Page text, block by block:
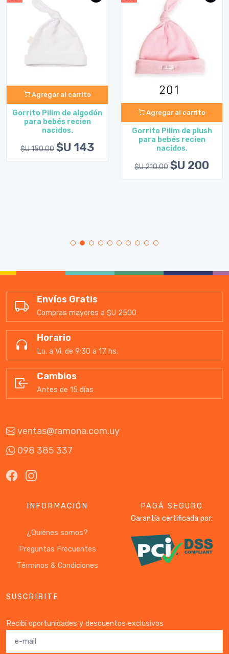
Agregar al carrito
Gorrito Pilim de algodón
para bebés recien
nacidos.
$U 150.00 $U 143
Agregar al carrito
Gorrito Pilim de plush
para bebés recien
nacidos.
$U 210.00 $U 200
Envíos Gratis
Compras mayores a $U 2500
Horario
Lu. a Vi. de 9:30 a 17 hs.
Cambios
Antes de 15 días
ventas@ramona.com.uy
098 385 337
INFORMACIÓN
¿Quiénes somos?
Preguntas Frecuentes
Términos & Condiciones
PAGÁ SEGURO
Garantía certificada por:
SUSCRIBITE
Recibí oportunidades y descuentos exclusivos